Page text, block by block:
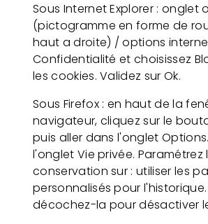
Sous Internet Explorer : onglet
(pictogramme en forme de
haut a droite) / options
Confidentialité et choisissez
les cookies. Validez sur Ok.
Sous Firefox : en haut de la
navigateur, cliquez sur le
puis aller dans l'onglet
l'onglet Vie privée. Paramétrez
conservation sur : utiliser les
personnalisés pour l'historique.
décochez-la pour désactiver